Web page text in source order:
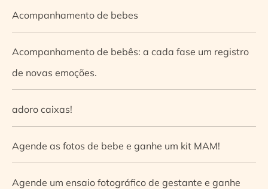
Acompanhamento de bebes
Acompanhamento de bebês: a cada fase um registro
de novas emoções.
adoro caixas!
Agende as fotos de bebe e ganhe um kit MAM!
Agende um ensaio fotográfico de gestante e ganhe